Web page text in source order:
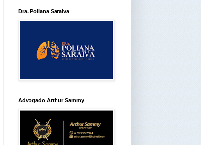
Dra. Poliana Saraiva
Advogado Arthur Sammy